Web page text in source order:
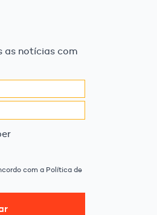
as notícias com
com a Política de